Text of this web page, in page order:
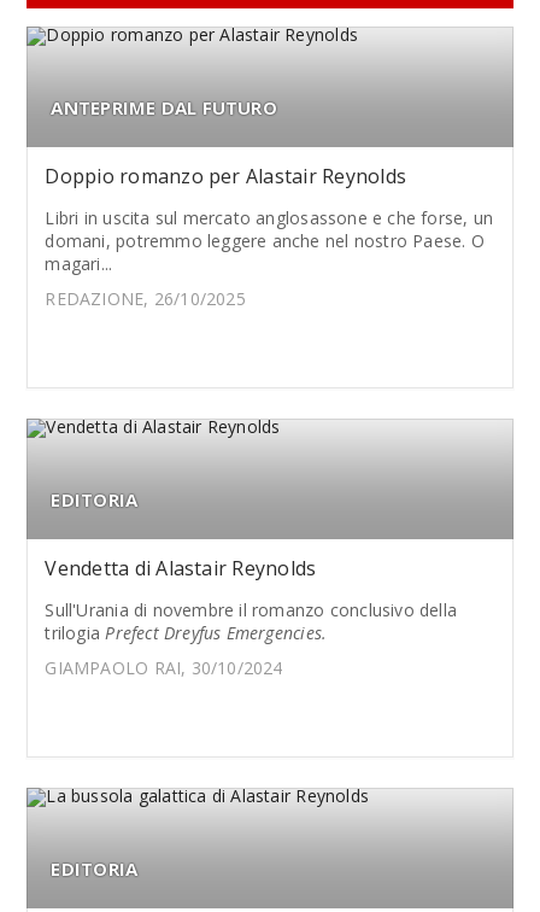
ANTEPRIME DAL FUTURO
Doppio romanzo per Alastair Reynolds
Libri in uscita sul mercato anglosassone e che forse, un
domani, potremmo leggere anche nel nostro Paese. O
magari...
REDAZIONE, 26/10/2025
EDITORIA
Vendetta di Alastair Reynolds
Sull'Urania di novembre il romanzo conclusivo della
trilogiaPrefect Dreyfus Emergencies.
GIAMPAOLO RAI, 30/10/2024
EDITORIA